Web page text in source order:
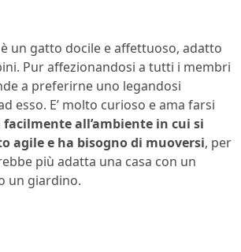
è un gatto docile e affettuoso, adatto
Pur affezionandosi a tutti i membri
a preferirne uno legandosi
esso. E’ molto curioso e ama farsi
all’ambiente in cui si
agile e ha bisogno di muoversi, per
più adatta una casa con un
un giardino.